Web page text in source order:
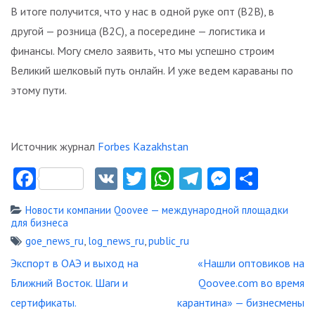
В итоге получится, что у нас в одной руке опт (B2B), в
другой — розница (B2C), а посередине — логистика и
финансы. Могу смело заявить, что мы успешно строим
Великий шелковый путь онлайн. И уже ведем караваны по
этому пути.
Источник журнал Forbes Kazakhstan
FacebookVK Twitter
WhatsApp
Telegram
Новости компании Qoovee — международной площадки
для бизнеса
goe_news_ru, log_news_ru,public_ru
Навигация
по
записям
Экспорт в ОАЭ и выход на
Ближний Восток. Шаги и
сертификаты.
«Нашли оптовиков на
Qoovee.com во время
карантина» — бизнесмены